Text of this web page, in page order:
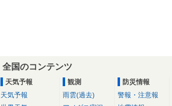
全国のコンテンツ
天気予報
天気予報
観測
雨雲(過去)
防災情報
警報・注意報